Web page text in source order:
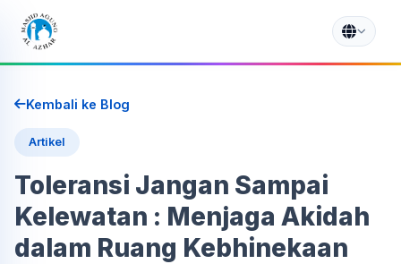
Kembali ke Blog
Artikel
Toleransi Jangan Sampai
Kelewatan : Menjaga Akidah
dalam Ruang Kebhinekaan